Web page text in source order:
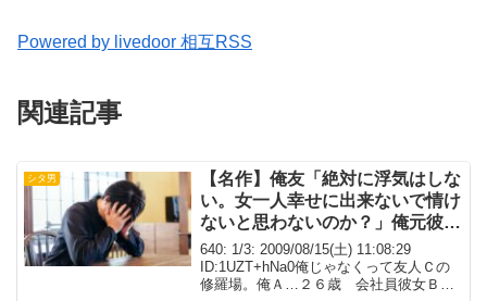
Powered by livedoor 相互RSS
関連記事
シタ男
【名作】俺友「絶対に浮気はしな
い。女一人幸せに出来ないで情け
ないと思わないのか？」俺元彼女
と浮気してｾｰ病うつされてやんの
ｗ【メシウマ】
640: 1/3: 2009/08/15(土) 11:08:29
ID:1UZT+hNa0俺じゃなくって友人Ｃの
修羅場。俺Ａ…２６歳 会社員彼女Ｂ…